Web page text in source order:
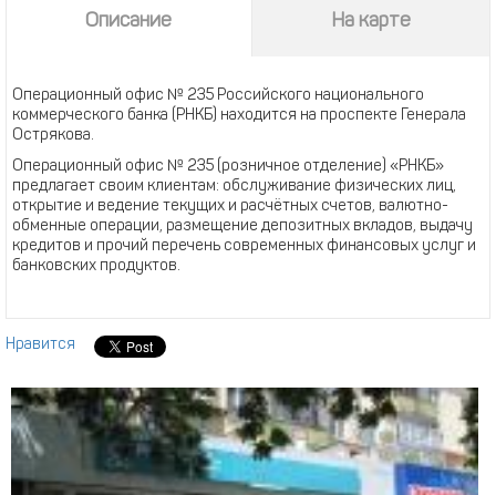
Описание На карте
Операционный офис № 235 Российского национального
коммерческого банка (РНКБ) находится на проспекте Генерала
Острякова.
Операционный офис № 235 (розничное отделение) «РНКБ»
предлагает своим клиентам: обслуживание физических лиц,
открытие и ведение текущих и расчётных счетов, валютно-
обменные операции, размещение депозитных вкладов, выдачу
кредитов и прочий перечень современных финансовых услуг и
банковских продуктов.
Нравится